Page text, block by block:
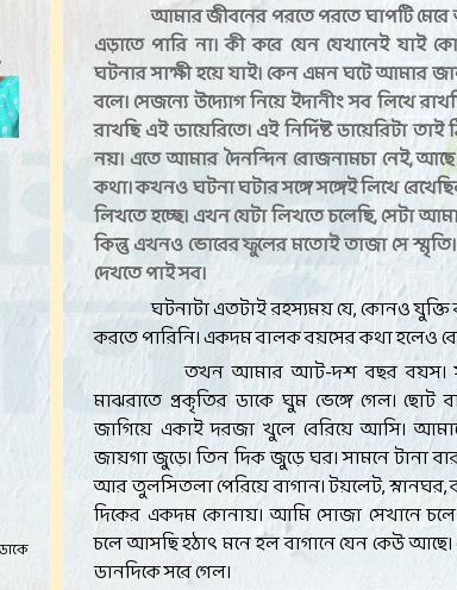
আমার জীবনের পরতে পরতে ঘাপটি মেরে
এড়াতে পারি না। কী করে যেন যেখানেই
ঘটনার সাক্ষী হয়ে যাই। কেন এমন ঘটে আমার
বলে। সেজন্যে উদ্যোগ নিয়ে ইদানীং সব লিখে
রাখছি এই ডায়েরিতে। এই নির্দিষ্ট ডায়েরিটা
নয়। এতে আমার দৈনন্দিন রোজনামচা নেই,
কথা। কখনও ঘটনা ঘটার সঙ্গে সঙ্গেই লিখে
লিখতে হচ্ছে। এখন যেটা লিখতে চলেছি, সেটা
কিন্তু এখনও ভোরের ফুলের মতোই তাজা সে
দেখতে পাই সব।
ঘটনাটা এতটাই রহস্যময় যে, কোনও যুক্তি
করতে পারিনি। একদম বালক বয়সের কথা হলেও
তখন আমার আট-দশ বছর বয়স।
মাঝরাতে প্রকৃতির ডাকে ঘুম ভেঙ্গে গেল। ছোট
জাগিয়ে একাই দরজা খুলে বেরিয়ে আসি।
জায়গা জুড়ে। তিন দিক জুড়ে ঘর। সামনে টানা
আর তুলসিতলা পেরিয়ে বাগান। টয়লেট,
দিকের একদম কোনায়। আমি সোজা সেখানে
চলে আসছি হঠাৎ মনে হল বাগানে যেন কেউ আছে।
ডানদিকে সরে গেল।